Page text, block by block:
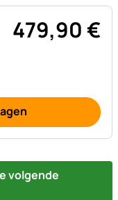
479,90€
volgende